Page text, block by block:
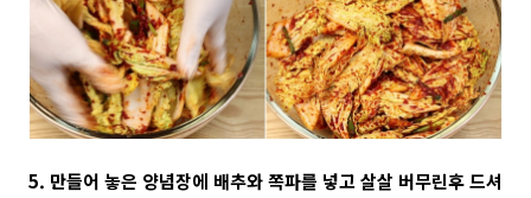
5. 만들어 놓은 양념장에 배추와 쪽파를 넣고 살살 버무린후 드셔